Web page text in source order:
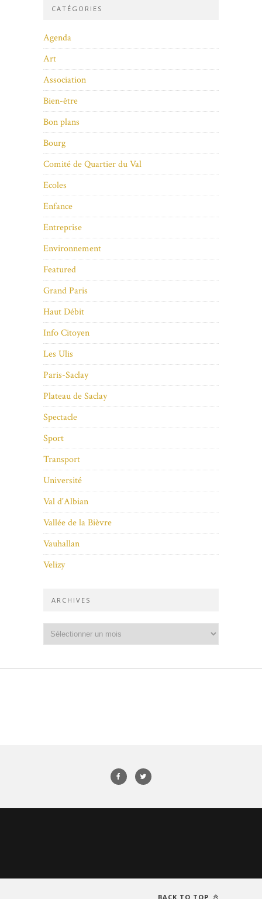
CATÉGORIES
Agenda
Art
Association
Bien-être
Bon plans
Bourg
Comité de Quartier du Val
Ecoles
Enfance
Entreprise
Environnement
Featured
Grand Paris
Haut Débit
Info Citoyen
Les Ulis
Paris-Saclay
Plateau de Saclay
Spectacle
Sport
Transport
Université
Val d'Albian
Vallée de la Bièvre
Vauhallan
Velizy
ARCHIVES
BACK TO TOP